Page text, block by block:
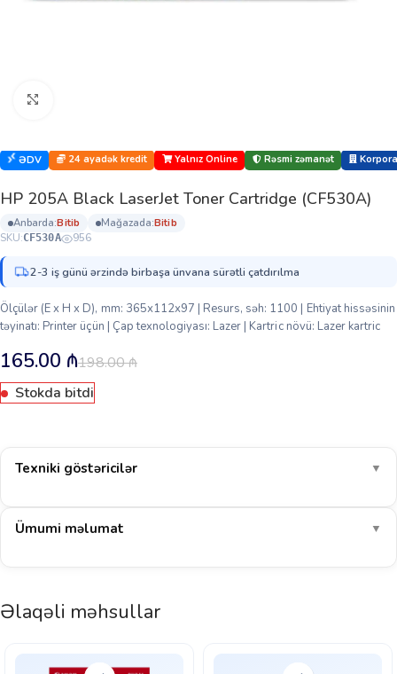
ƏDV 24 ayadək kredit Yalnız Online Rəsmi zəmanət
HP 205A Black LaserJet Toner Cartridge (CF530A)
anbarda: bi̇ti̇b mağazada: bi̇ti̇b
SKU:CF530A 956
2-3 iş günü ərzində birbaşa ünvana sürətli çatdırılma
Ölçülər (E x H x D), mm: 365х112х97 | Resurs, səh: 1100 | Ehtiyat hissəsinin
təyinatı: Printer üçün | Çap texnologiyası: Lazer | Kartric növü: Lazer kartric
198.00₼
165.00 ₼
Stokda bitdi
Texniki göstəricilər ▼
Ümumi məlumat ▼
Əlaqəli məhsullar